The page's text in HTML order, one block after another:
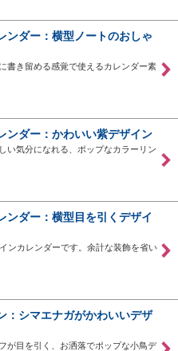
ンダー：横型ノートのおしゃ
書き留める感覚で使えるカレンダー素
ンダー：かわいい紫デザイン
い気分になれる、ポップなカラーリン
ンダー：横型目を引くデザイ
ンカレンダーです。余計な装飾を省い
：シマエナガがかわいいデザ
が目を引く、お洒落でポップな小鳥デ